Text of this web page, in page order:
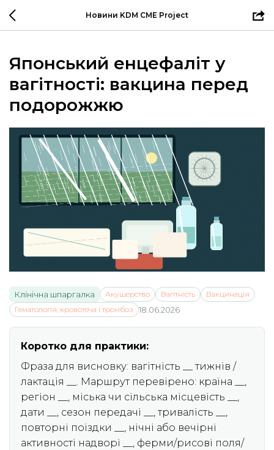
Новини KDM CME Project
Японський енцефаліт у
вагітності: вакцина перед
подорожжю
Клінічна шпаргалка Акушерство Вагітність
Вакцинація
Гематологія, кровотеча і тромбоз
18.06.2026
Коротко для практики:
Фраза для висновку: вагітність __ тижнів /
лактація __. Маршрут перевірено: країна __,
регіон __, міська чи сільська місцевість __,
дати __, сезон передачі __, тривалість __,
повторні поїздки __, нічні або вечірні
активності надворі __, ферми/рисові поля/